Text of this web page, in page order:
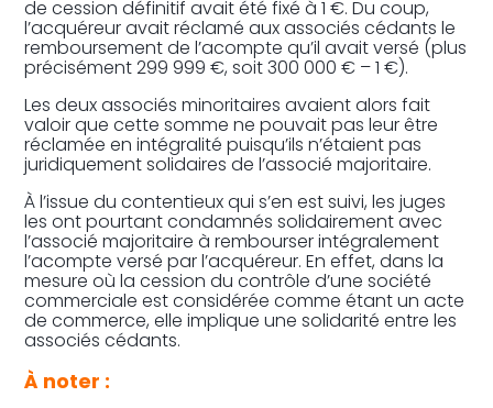
de cession définitif avait été fixé à 1 €. Du coup,
l’acquéreur avait réclamé aux associés cédants le
remboursement de l’acompte qu’il avait versé (plus
précisément 299 999 €, soit 300 000 € – 1 €).
Les deux associés minoritaires avaient alors fait
valoir que cette somme ne pouvait pas leur être
réclamée en intégralité puisqu’ils n’étaient pas
juridiquement solidaires de l’associé majoritaire.
À l’issue du contentieux qui s’en est suivi, les juges
les ont pourtant condamnés solidairement avec
l’associé majoritaire à rembourser intégralement
l’acompte versé par l’acquéreur. En effet, dans la
mesure où la cession du contrôle d’une société
commerciale est considérée comme étant un acte
de commerce, elle implique une solidarité entre les
associés cédants.
À noter :